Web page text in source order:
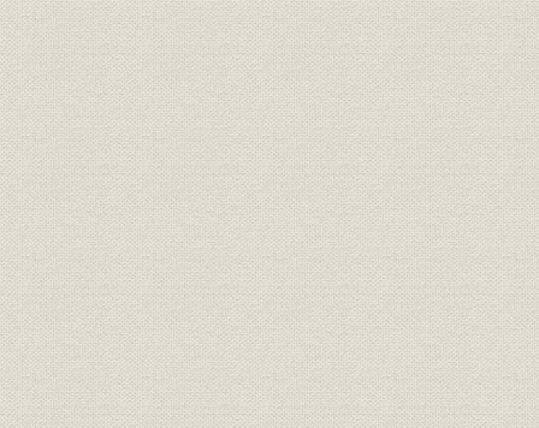
2. 生産の飛躍的拡大
3. 新分野・新天地の開拓
4. 三菱3重工の合併
第6章 三菱3重工合併からオイルショックまで
1. 概況
2. 2年連続の台風禍
3. デミング賞獲得
4. 原子力部門の発展
5. 新造船の活況